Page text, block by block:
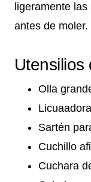
ligeramente
antes de moler.
Utensilios
Olla
Sartén
Cuchillo
Cuchara